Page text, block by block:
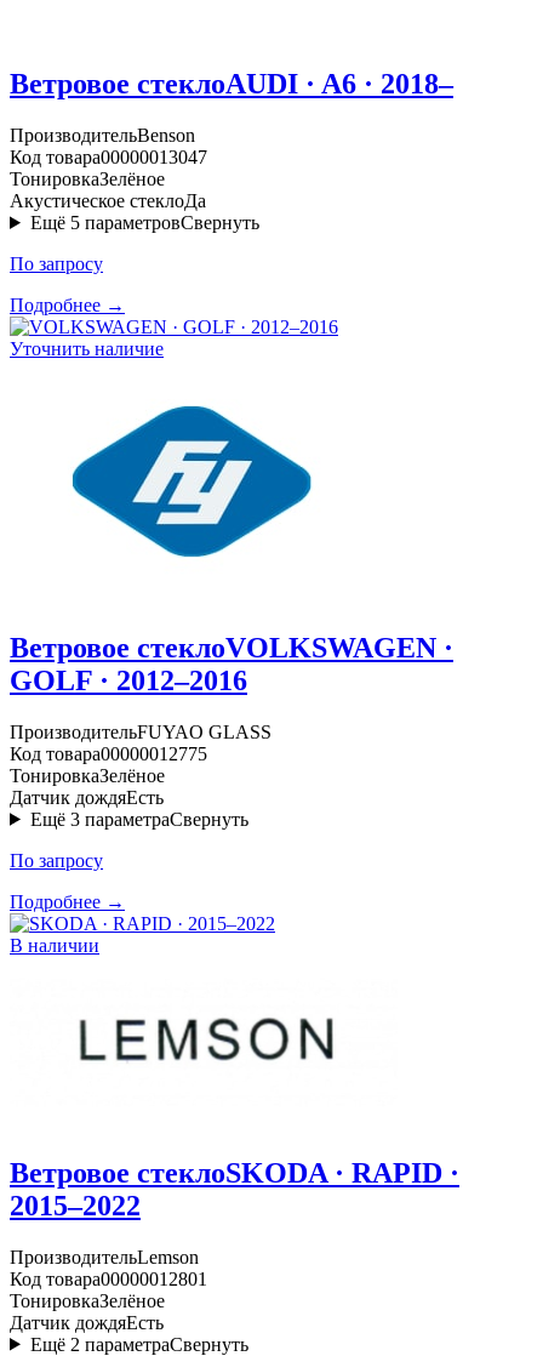
Ветровое стеклоAUDI · A6 · 2018–
ПроизводительBenson
Код товара00000013047
ТонировкаЗелёное
Акустическое стеклоДа
Ещё 5 параметровСвернуть
По запросу
Подробнее →
Уточнить наличие
Ветровое стеклоVOLKSWAGEN ·
GOLF · 2012–2016
ПроизводительFUYAO GLASS
Код товара00000012775
ТонировкаЗелёное
Датчик дождяЕсть
Ещё 3 параметраСвернуть
По запросу
Подробнее →
В наличии
Ветровое стеклоSKODA · RAPID ·
2015–2022
ПроизводительLemson
Код товара00000012801
ТонировкаЗелёное
Датчик дождяЕсть
Ещё 2 параметраСвернуть